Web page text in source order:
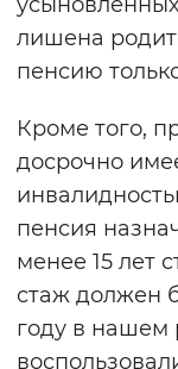
лишена
пенсию
Кроме того,
досрочно
пенсия
менее 15 лет
стаж должен
году в нашем